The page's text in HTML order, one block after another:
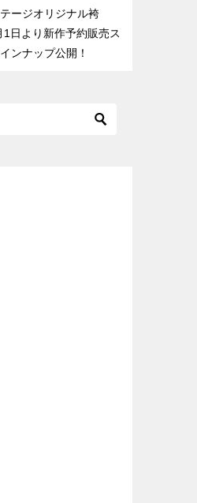
ージオリジナル袴
日より新作予約販売ス
ンナップ公開！